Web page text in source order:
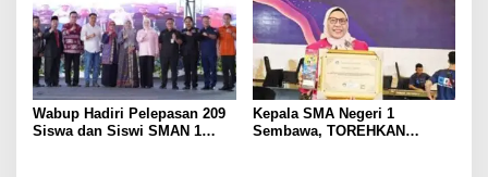
Wabup Hadiri Pelepasan 209
Siswa dan Siswi SMAN 1
Kepala SMA Negeri 1
Sembawa, TOREHKAN